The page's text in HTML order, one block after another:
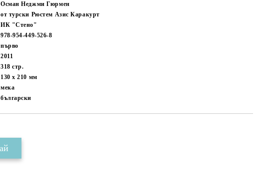
Осман Неджми Гюрмен
от турски Рюстем Азис Каракурт
ИК "Стено"
978-954-449-526-8
първо
2011
318стр.
130 x 210 мм
мека
български